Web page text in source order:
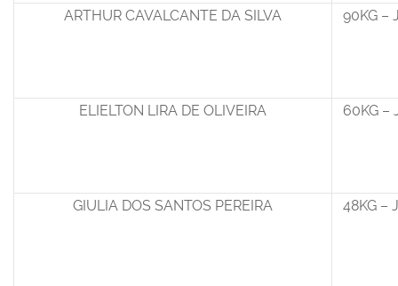
ARTHUR CAVALCANTE DA SILVA 90KG –
ELIELTON LIRA DE OLIVEIRA 60KG –
GIULIA DOS SANTOS PEREIRA 48KG –